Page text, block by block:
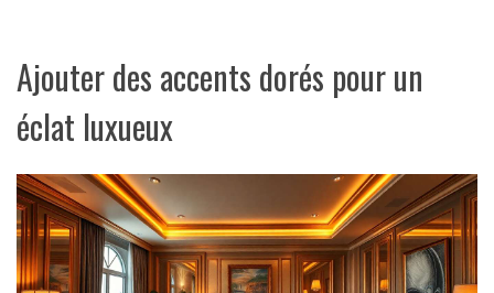
Ajouter des accents dorés pour un
éclat luxueux